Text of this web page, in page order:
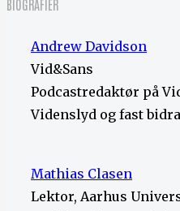
BIOGRAFIER
Andrew Davidson
Vid&Sans
Podcastredaktør på
Videnslyd og fast
Mathias Clasen
Lektor, Aarhus